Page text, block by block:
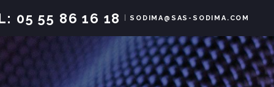
05 55 86 16 18 SODIMA@SAS-SODIMA.COM